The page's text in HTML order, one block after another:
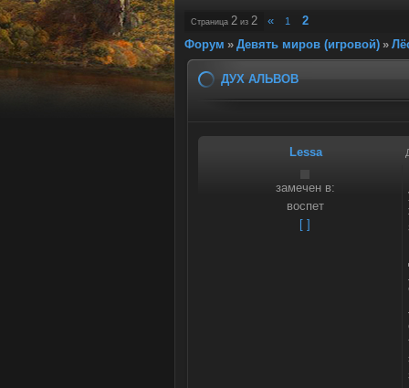
Страница 2 из 2 « 1
2
Форум » Девять миров (игровой) »
ДУХ АЛЬВОВ
Lessa
замечен в:
воспет
[ ]